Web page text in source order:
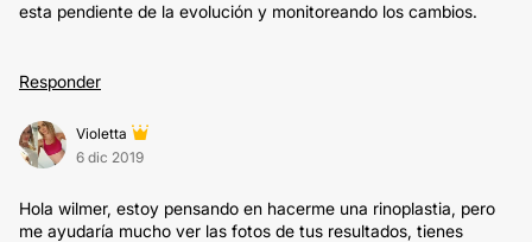
esta pendiente de la evolución y monitoreando los cambios.
Responder
Violetta
6 dic 2019
Hola wilmer, estoy pensando en hacerme una rinoplastia, pero
me ayudaría mucho ver las fotos de tus resultados, tienes